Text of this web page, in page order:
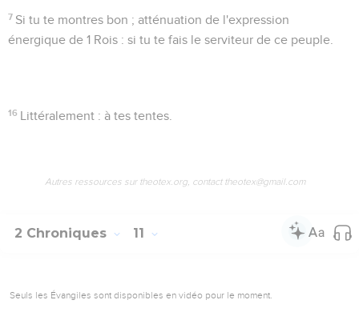
7 Si tu te montres bon ; atténuation de l'expression
énergique de 1 Rois : si tu te fais le serviteur de ce peuple
16 Littéralement : àtes tentes.
Autres ressources sur theotex.org, contact theotex@gmail.com
2 Chroniques 11
Seuls les Évangiles sont disponibles en vidéo pour le moment.